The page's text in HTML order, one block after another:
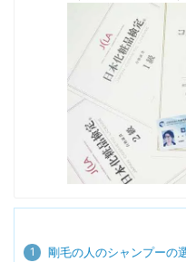
1 剛毛の人のシャンプーの